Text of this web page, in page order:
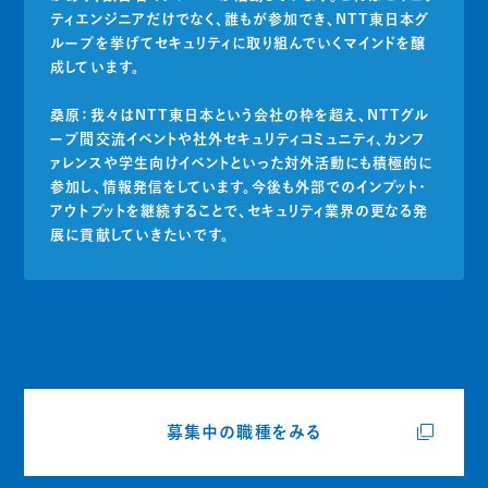
ティエンジニアだけでなく、誰もが参加でき、NTT東日本グ
ループを挙げてセキュリティに取り組んでいくマインドを醸
成しています。
桑原：我々はNTT東日本という会社の枠を超え、NTTグル
ープ間交流イベントや社外セキュリティコミュニティ、カンフ
ァレンスや学生向けイベントといった対外活動にも積極的に
参加し、情報発信をしています。今後も外部でのインプット・
アウトプットを継続することで、セキュリティ業界の更なる発
展に貢献していきたいです。
募集中の職種をみる